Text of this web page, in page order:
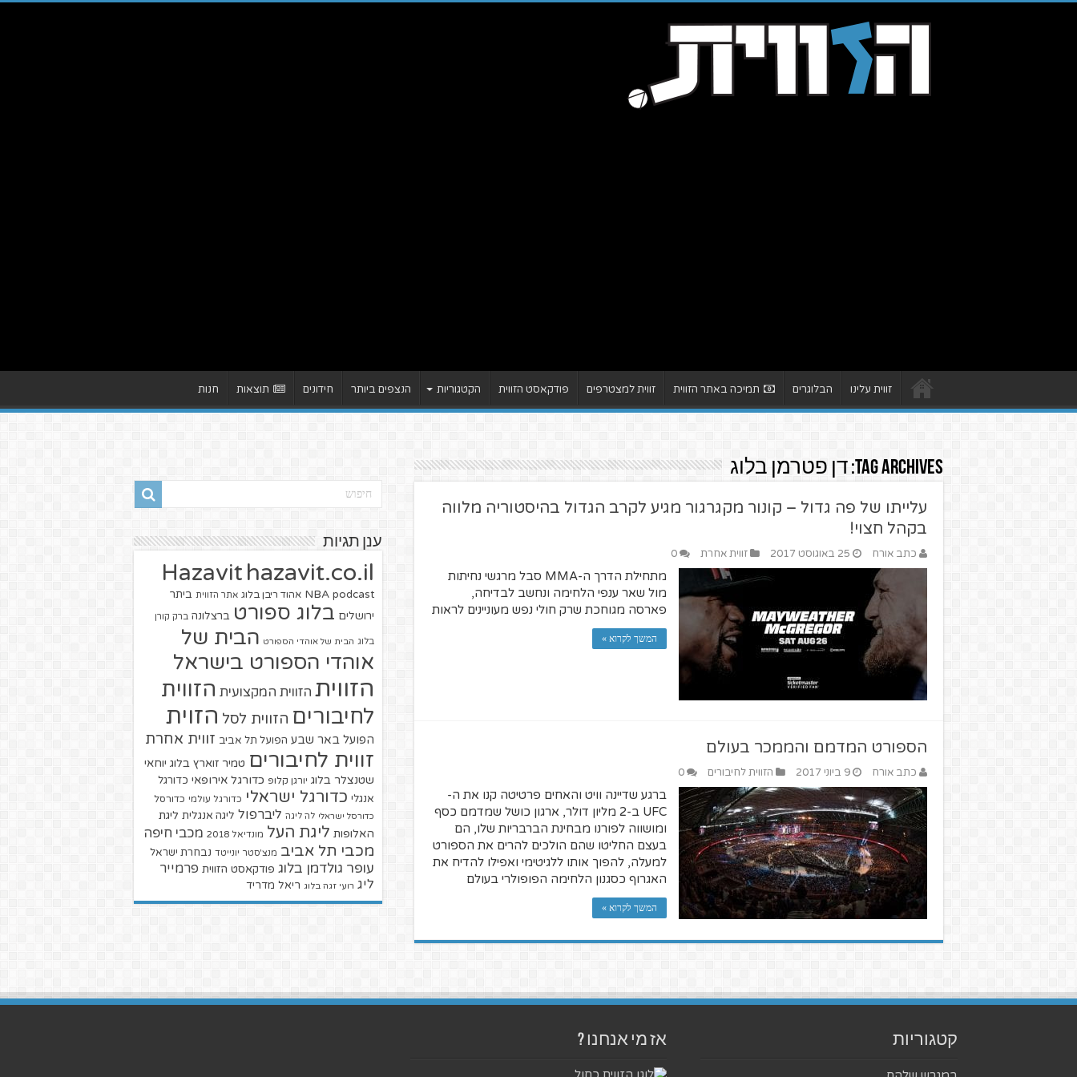
זווית עלינו הבלוגרים תמיכה באתר הזווית זווית למצטרפים פודקאסט הזווית הקטגוריות הנצפים ביותר חידונים תוצאות חנות
Tag Archives: דן פטרמן בלוג
עלייתו של פה גדול – קונור מקגרגור מגיע לקרב הגדול בהיסטוריה מלווה
בקהל חצוי!
כתב אורח 25 באוגוסט 2017 זווית אחרת 0
מתחילת הדרך ה-MMA סבל מרגשי נחיתות
מול שאר ענפי הלחימה ונחשב לבדיחה,
פארסה מגוחכת שרק חולי נפש מעוניינים לראות
המשך לקרוא »
הספורט המדמם והממכר בעולם
כתב אורח 9 ביוני 2017 הזווית לחיבורים 0
ברגע שדיינה וויט והאחים פרטיטה קנו את ה-
UFC ב-2 מליון דולר, ארגון כושל שמדמם כסף
ומושווה לפורנו מבחינת הברבריות שלו, הם
בעצם החליטו שהם הולכים להרים את הספורט
למעלה, להפוך אותו ללגיטימי ואפילו להדיח את
האגרוף כסגנון הלחימה הפופולרי בעולם
המשך לקרוא »
ענן תגיות
Hazavit hazavit.co.il
NBA podcast אהוד ריבן בלוג אתר הזווית ביתר
ירושלים בלוג ספורט ברצלונה ברק קורן
בלוג הבית של אוהדי הספורט הבית של
אוהדי הספורט בישראל
הזווית הזווית המקצועית הזווית
לחיבורים הזווית לסל הזוית
הפועל באר שבע הפועל תל אביב זווית אחרת
זווית לחיבורים טמיר זוארץ בלוג יוחאי
שטנצלר בלוג יורגן קלופ כדורגל אירופאי כדורגל
אנגלי כדורגל ישראלי כדורגל עולמי כדורסל
כדורסל ישראלי לה ליגה ליברפול ליגה אנגלית ליגת
האלופות ליגת העל מונדיאל 2018 מכבי חיפה
מכבי תל אביב מנצ'סטר יונייטד נבחרת ישראל
עופר גולדמן בלוג פודקאסט הזווית פרמייר
ליג רועי זגה בלוג ריאל מדריד
קטגוריות אז מי אנחנו ?